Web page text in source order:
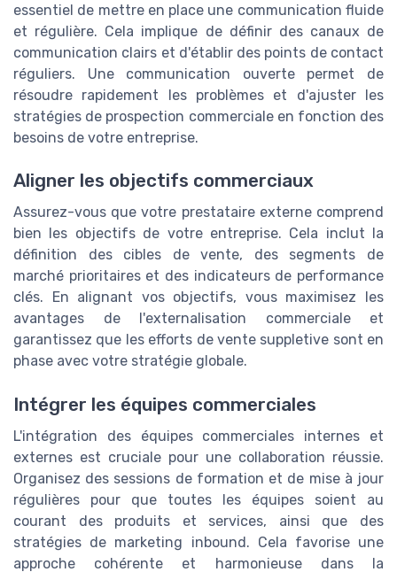
essentiel de mettre en place une communication fluide
et régulière. Cela implique de définir des canaux de
communication clairs et d'établir des points de contact
réguliers. Une communication ouverte permet de
résoudre rapidement les problèmes et d'ajuster les
stratégies de prospection commerciale en fonction des
besoins de votre entreprise.
Aligner les objectifs commerciaux
Assurez-vous que votre prestataire externe comprend
bien les objectifs de votre entreprise. Cela inclut la
définition des cibles de vente, des segments de
marché prioritaires et des indicateurs de performance
clés. En alignant vos objectifs, vous maximisez les
avantages de l'externalisation commerciale et
garantissez que les efforts de vente suppletive sont en
phase avec votre stratégie globale.
Intégrer les équipes commerciales
L'intégration des équipes commerciales internes et
externes est cruciale pour une collaboration réussie.
Organisez des sessions de formation et de mise à jour
régulières pour que toutes les équipes soient au
courant des produits et services, ainsi que des
stratégies de marketing inbound. Cela favorise une
approche cohérente et harmonieuse dans la